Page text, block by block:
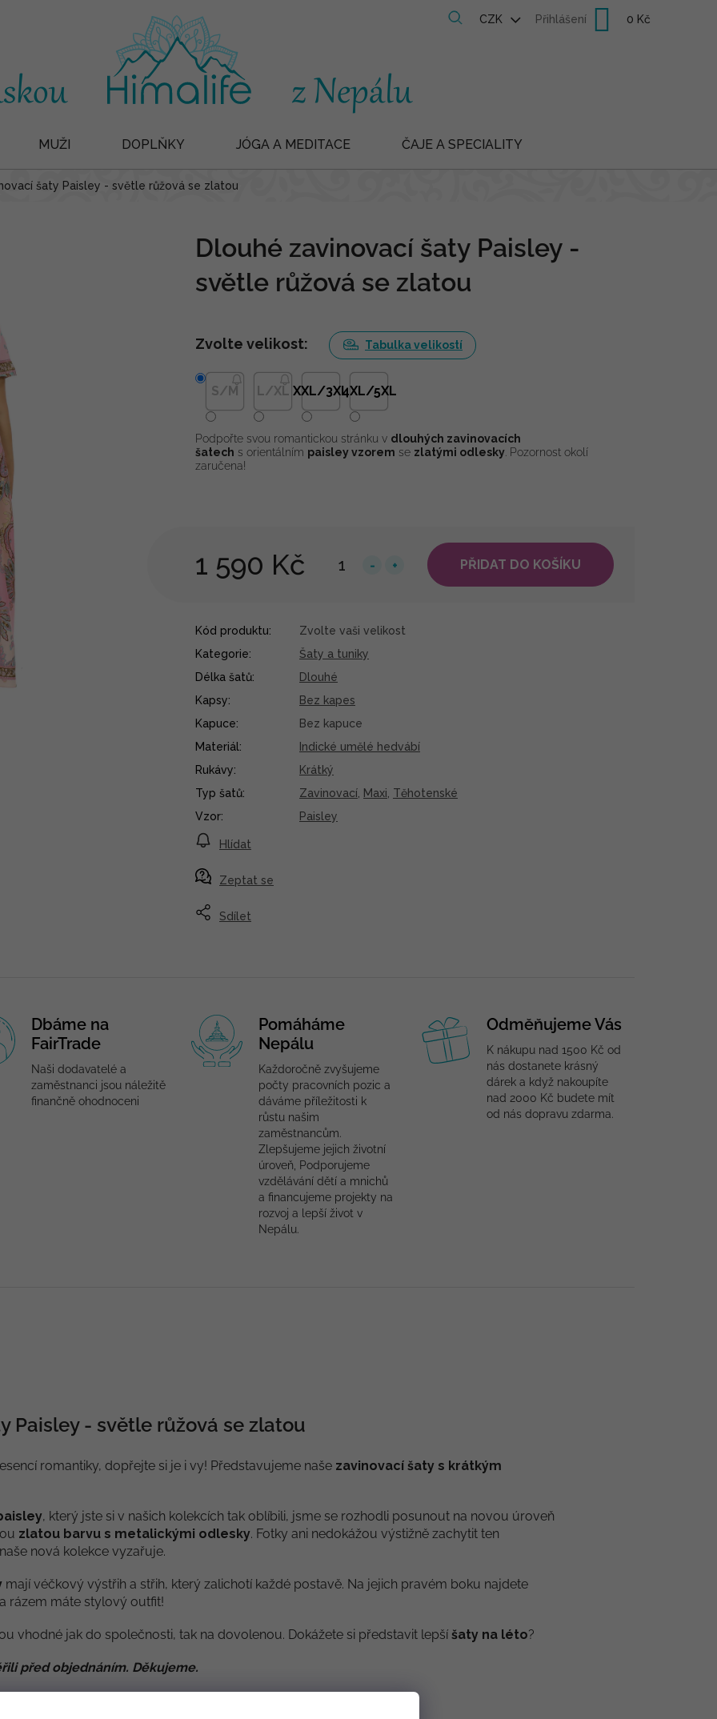
CZK Přihlášení
Nákupní
MUŽI DOPLŇKY JÓGA A MEDITACE ČAJE A SPECIALITY
šaty Paisley - světle růžová se zlatou
Dlouhé zavinovací šaty Paisley -
světle růžová se zlatou
1 590 Kč PŘIDAT DO KOŠÍKU
Zvolte velikost: Tabulka velikostí
S/M L/XL XXL/3XL4XL/5XL
Podpořte svou romantickou stránku v dlouhých zavinovacích
šatech s orientálním paisley vzorem se zlatými odlesky . Pozornost okolí
zaručena!
Zeptat se
Hlídat
Sdílet
Kód produktu:
Zvolte vaši velikost
Kategorie:
Šaty a tuniky
Délka šatů:
Dlouhé
Kapsy:
Bez kapes
Kapuce:
Bez kapuce
Materiál:
Indické umělé hedvábí
Rukávy:
Krátký
Typ šatů: Zavinovací Maxi Těhotenské
Vzor: Paisley
Dbáme na
FairTrade
Naši dodavatelé a
zaměstnanci jsou náležitě
finančně ohodnoceni
Pomáháme
Nepálu
Každoročně zvyšujeme
počty pracovních pozic a
dáváme příležitosti k
růstu našim
zaměstnancům.
Zlepšujeme jejich životní
úroveň, Podporujeme
vzdělávání dětí a mnichů
a financujeme projekty na
rozvoj a lepší život v
Nepálu.
Odměňujeme Vás
K nákupu nad 1500 Kč od
nás dostanete krásný
dárek a když nakoupíte
nad 2000 Kč budete mít
od nás dopravu zdarma.
Paisley - světle růžová se zlatou
romantiky, dopřejte si je i vy! Představujeme naše zavinovací šaty s krátkým
, který jste si v našich kolekcích tak oblíbili, jsme se rozhodli posunout na novou úroveň
zlatou barvu s metalickými odlesky. Fotky ani nedokážou výstižně zachytit ten
nová kolekce vyzařuje.
mají véčkový výstřih a střih, který zalichotí každé postavě. Na jejich pravém boku najdete
rázem máte stylový outfit!
vhodné jak do společnosti, tak na dovolenou. Dokážete si představit lepší šaty na léto?
před objednáním. Děkujeme.